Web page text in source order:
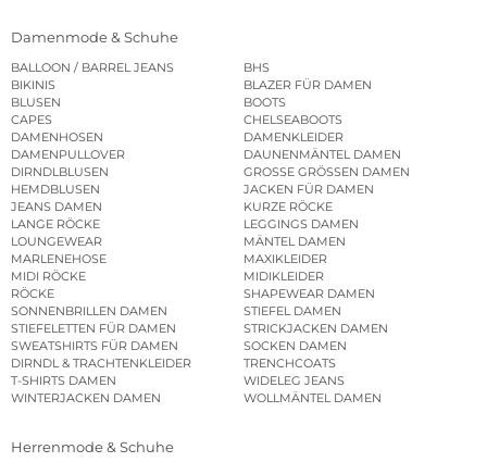
Damenmode & Schuhe
BALLOON / BARREL JEANS
BHS
BIKINIS
BLAZER FÜR DAMEN
BLUSEN
BOOTS
CAPES
CHELSEABOOTS
DAMENHOSEN
DAMENKLEIDER
DAMENPULLOVER
DAUNENMÄNTEL DAMEN
DIRNDLBLUSEN
GROSSE GRÖSSEN DAMEN
HEMDBLUSEN
JACKEN FÜR DAMEN
JEANS DAMEN
KURZE RÖCKE
LANGE RÖCKE
LEGGINGS DAMEN
LOUNGEWEAR
MÄNTEL DAMEN
MARLENEHOSE
MAXIKLEIDER
MIDI RÖCKE
MIDIKLEIDER
RÖCKE
SHAPEWEAR DAMEN
SONNENBRILLEN DAMEN
STIEFEL DAMEN
STIEFELETTEN FÜR DAMEN
STRICKJACKEN DAMEN
SWEATSHIRTS FÜR DAMEN
SOCKEN DAMEN
DIRNDL & TRACHTENKLEIDER
TRENCHCOATS
T-SHIRTS DAMEN
WIDELEG JEANS
WINTERJACKEN DAMEN
WOLLMÄNTEL DAMEN
Herrenmode & Schuhe